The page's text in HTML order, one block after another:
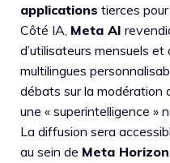
applications tierces pour
Côté IA, Meta AI
d’utilisateurs mensuels
multilingues
débats sur la modération
une « superintelligence »
La diffusion sera
au sein de Meta Horizon